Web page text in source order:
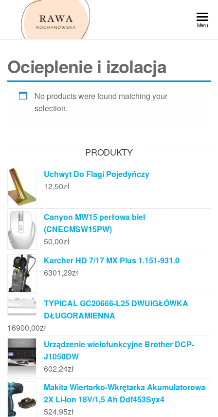
Przejdź
Menu
Ocieplenie i izolacja
No products were found matching your
selection.
PRODUKTY
Uchwyt Do Flagi Pojedyńczy
12,50zł
Canyon MW15 perłowa biel
(CNECMSW15PW)
50,00zł
Karcher HD 7/17 MX Plus 1.151-931.0
6301,29zł
TYPICAL GC20666-L25 DWUIGŁÓWKA
DŁUGORAMIENNA
16900,00zł
Urządzenie wielofunkcyjne Brother DCP-
J1050DW
602,24zł
Makita Wiertarko-Wkrętarka Akumulatorowa
2X Li-Ion 18V/1,5 Ah Ddf453Syx4
524,95zł